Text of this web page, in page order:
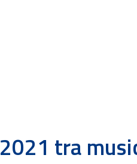
tra